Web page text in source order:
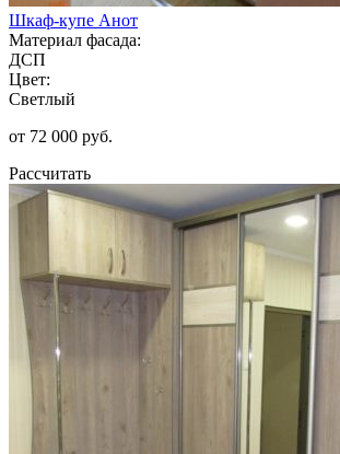
Шкаф-купе Анот
Материал фасада:
ДСП
Цвет:
Светлый
от 72 000 руб.
Рассчитать